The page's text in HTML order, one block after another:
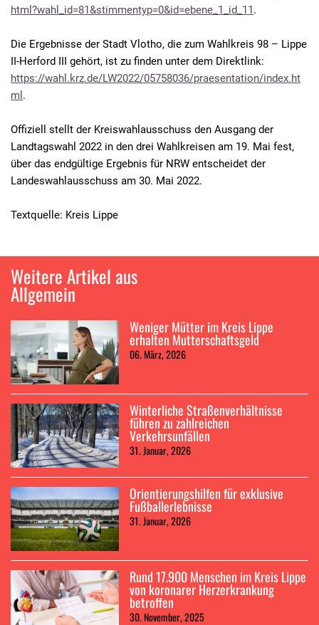
html?wahl_id=81&stimmentyp=0&id=ebene_1_id_11.
Die Ergebnisse der Stadt Vlotho, die zum Wahlkreis 98 – Lippe
II-Herford III gehört, ist zu finden unter dem Direktlink:
https://wahl.krz.de/LW2022/05758036/praesentation/index.ht
ml .
Offiziell stellt der Kreiswahlausschuss den Ausgang der
Landtagswahl 2022 in den drei Wahlkreisen am 19. Mai fest,
über das endgültige Ergebnis für NRW entscheidet der
Landeswahlausschuss am 30. Mai 2022.
Textquelle: Kreis Lippe
Weitere Artikel aus
Allgemein
Weniger Mütter im Kreis Lippe
erhalten Mutterschaftsgeld
06. März, 2026
Winterliche Straßenverhältnisse
führen zu zahlreichen
Verkehrsunfällen
31. Januar, 2026
Orientierungshilfen für exklusive
Fußballerlebnisse
31. Januar, 2026
Rund 17.900 Menschen im Kreis Lippe
von koronarer Herzerkrankung
betroffen
30. November, 2025